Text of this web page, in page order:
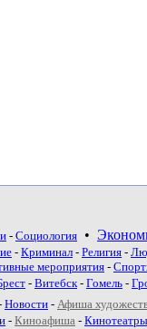
- Социология •
- Криминал - Религия -
мероприятия -
- Витебск- Гомель -
Новости - Афиша
- Киноафиша - Кинотеатры